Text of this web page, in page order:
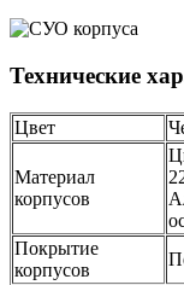
Технические
Цвет
Материал
корпусов
Покрытие
корпусов